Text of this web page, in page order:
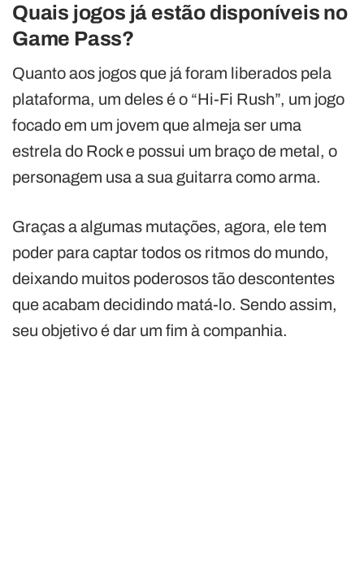
Quais jogos já estão disponíveis no
Game Pass?
Quanto aos jogos que já foram liberados pela
plataforma, um deles é o “Hi-Fi Rush”, um jogo
focado em um jovem que almeja ser uma
estrela do Rock e possui um braço de metal, o
personagem usa a sua guitarra como arma.
Graças a algumas mutações, agora, ele tem
poder para captar todos os ritmos do mundo,
deixando muitos poderosos tão descontentes
que acabam decidindo matá-lo. Sendo assim,
seu objetivo é dar um fim à companhia.